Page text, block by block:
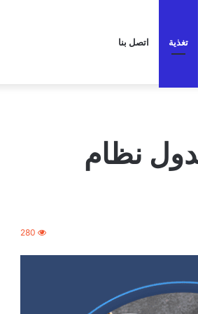
تغذية اتصل بنا
نظام
280